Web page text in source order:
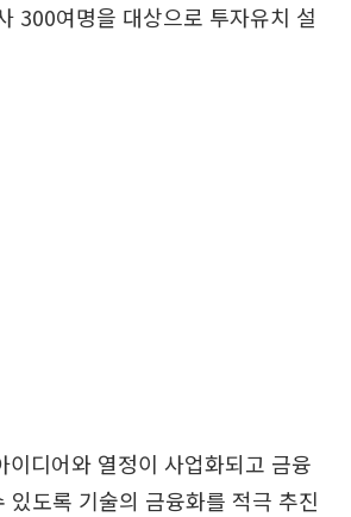
300여명을 대상으로 투자유치 설
디어와 열정이 사업화되고 금융
있도록 기술의 금융화를 적극 추진